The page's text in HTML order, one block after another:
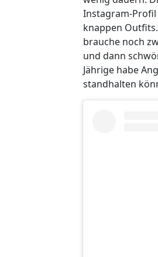
Instagram-Profil
knappen
brauche noch
und dann
Jährige habe
standhalten